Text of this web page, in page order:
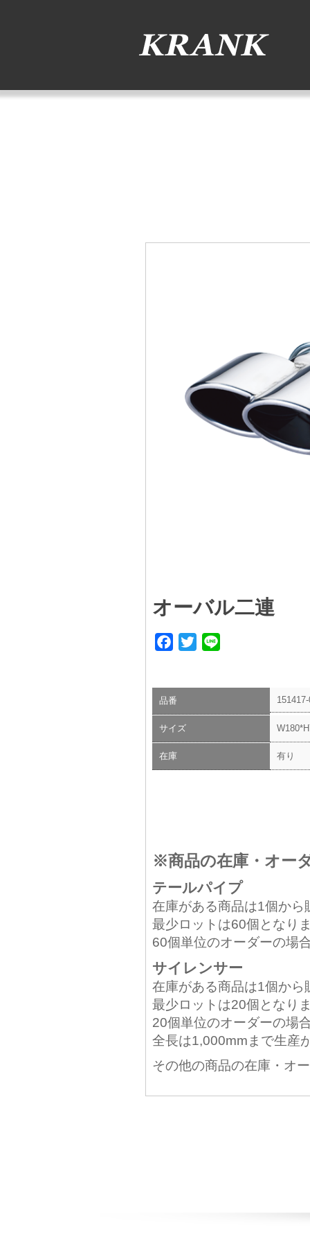
オーバル二連
Facebook
Twitter
品番
サイズ
在庫 有り
※商品の在庫・オー
テールパイプ
在庫がある商品は1個か
最少ロットは60個となり
60個単位のオーダーの場
サイレンサー
在庫がある商品は1個か
最少ロットは20個となり
20個単位のオーダーの場
全長は1,000mmまで生産
その他の商品の在庫・オ